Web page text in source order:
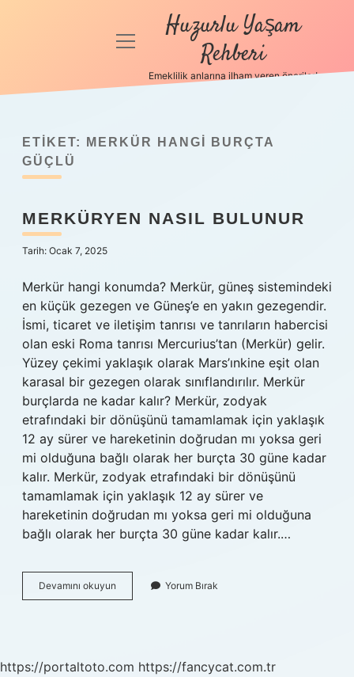
Anasayfa
Politikası
Yasal Uyarı
Hakkımızda
menüyü
Huzurlu Yaşam
Rehberi
Emeklilik anlarına ilham veren öneriler!
ETIKET:
MERKÜR HANGI BURÇTA
GÜÇLÜ
MERKÜRYEN NASIL BULUNUR
Tarih: Ocak 7, 2025
Merkür hangi konumda? Merkür, güneş sistemindeki
en küçük gezegen ve Güneş’e en yakın gezegendir.
İsmi, ticaret ve iletişim tanrısı ve tanrıların habercisi
olan eski Roma tanrısı Mercurius’tan (Merkür) gelir.
Yüzey çekimi yaklaşık olarak Mars’ınkine eşit olan
karasal bir gezegen olarak sınıflandırılır. Merkür
burçlarda ne kadar kalır? Merkür, zodyak
etrafındaki bir dönüşünü tamamlamak için yaklaşık
12 ay sürer ve hareketinin doğrudan mı yoksa geri
mi olduğuna bağlı olarak her burçta 30 güne kadar
kalır. Merkür, zodyak etrafındaki bir dönüşünü
tamamlamak için yaklaşık 12 ay sürer ve
hareketinin doğrudan mı yoksa geri mi olduğuna
bağlı olarak her burçta 30 güne kadar kalır.…
Devamını okuyun Merküryen
Nasıl
Yorum Bırak
https://portaltoto.com https://fancycat.com.tr